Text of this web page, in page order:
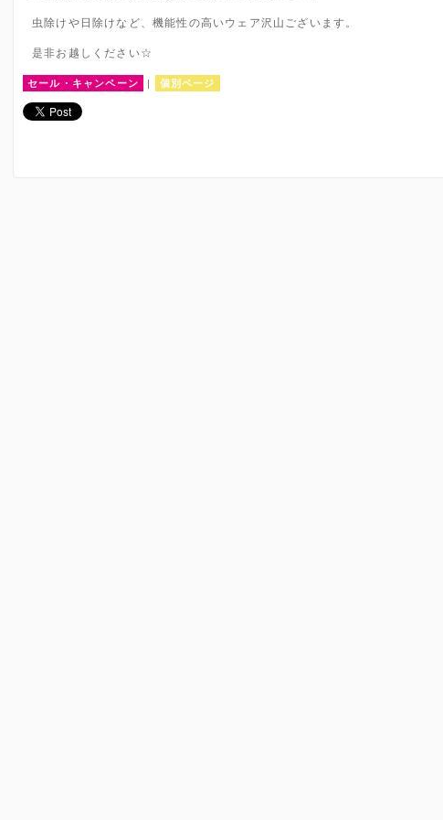
虫除けや日除けなど、機能性の高いウェア沢山ございます。
是非お越しください☆
セール・キャンペーン | 個別ページ